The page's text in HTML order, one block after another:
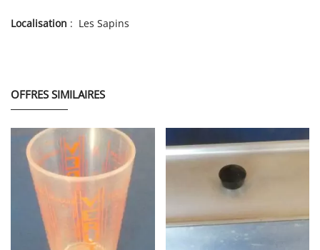
Localisation : Les Sapins
OFFRES SIMILAIRES